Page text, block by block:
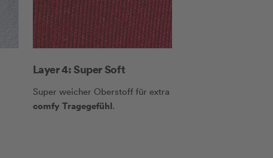
Layer 4: Super Soft
Super weicher Oberstoff für extra
comfy Tragegefühl.